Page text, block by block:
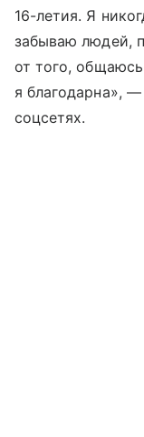
16-летия. Я
забываю людей,
от того,
я благодарна»,
соцсетях.